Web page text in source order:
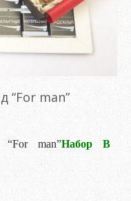
“For man”
“For man”Набор В